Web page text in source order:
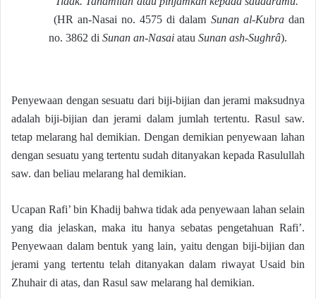
(HR an-Nasai no. 4575 di dalam Sunan al-Kubradan
no. 3862 diSunan an-Nasai atauSunan ash-Sughrâ).
Penyewaan dengan sesuatu dari biji-bijian dan jerami maksudnya
adalah biji-bijian dan jerami dalam jumlah tertentu. Rasul saw.
tetap melarang hal demikian. Dengan demikian penyewaan lahan
dengan sesuatu yang tertentu sudah ditanyakan kepada Rasulullah
saw. dan beliau melarang hal demikian.
Ucapan Rafi’ bin Khadij bahwa tidak ada penyewaan lahan selain
yang dia jelaskan, maka itu hanya sebatas pengetahuan Rafi’.
Penyewaan dalam bentuk yang lain, yaitu dengan biji-bijian dan
jerami yang tertentu telah ditanyakan dalam riwayat Usaid bin
Zhuhair di atas, dan Rasul saw melarang hal demikian.